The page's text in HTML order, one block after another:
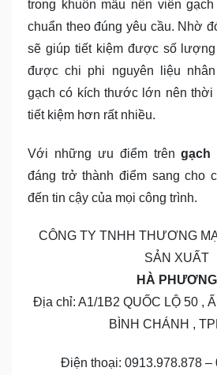
trong khuôn mẫu nên viên
chuẩn theo đúng yêu cầu. Nhờ
sẽ giúp tiết kiệm được số
được chi phi nguyên liệu
gạch có kích thước lớn nên
tiết kiệm hơn rất nhiều.
Với những ưu điểm trên gạch
đáng trở thành điểm sang cho
đến tin cậy của mọi công trình.
CÔNG TY TNHH THƯƠNG
SẢN XUẤT
HÀ PHƯƠNG
Địa chỉ: A1/1B2 QUỐC LỘ 50 ,
BÌNH CHÁNH ,
Điện thoại: 0913.978.878 –